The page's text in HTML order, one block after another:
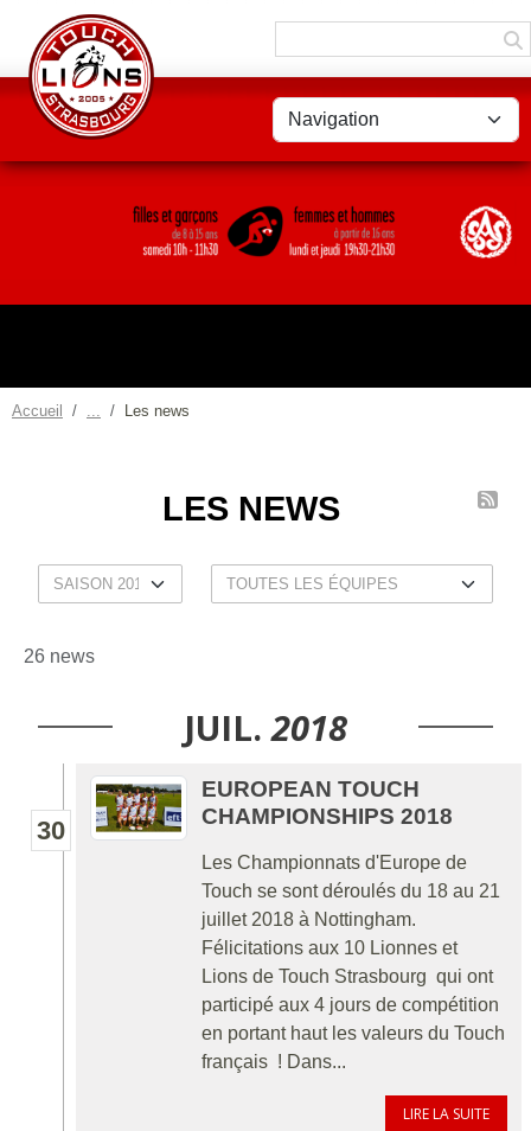
Accueil Les news
LES NEWS
26 news
JUIL. 2018
30
EUROPEAN TOUCH
CHAMPIONSHIPS 2018
Les Championnats d'Europe de
Touch se sont déroulés du 18 au 21
juillet 2018 à Nottingham.
Félicitations aux 10 Lionnes et
Lions de Touch Strasbourg qui ont
participé aux 4 jours de compétition
en portant haut les valeurs du Touch
français ! Dans...
LIRE LA SUITE
Panneau de gestion des cookies